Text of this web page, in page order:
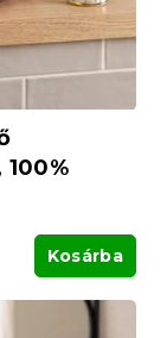
100%
Kosárba